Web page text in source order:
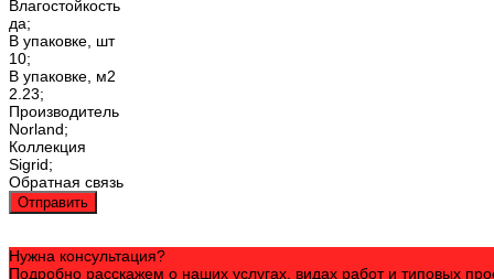
Влагостойкость
да;
В упаковке, шт
10;
В упаковке, м2
2.23;
Производитель
Norland;
Коллекция
Sigrid;
Обратная связь
Отправить
Нужна консультация?
Подробно расскажем о наших услугах, видах работ и типовых